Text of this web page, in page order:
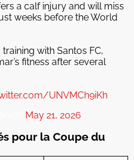
a calf injury and will miss
weeks before the World
with Santos FC,
fitness after several
UNVMCh9iKh
May 21, 2026
pour la Coupe du